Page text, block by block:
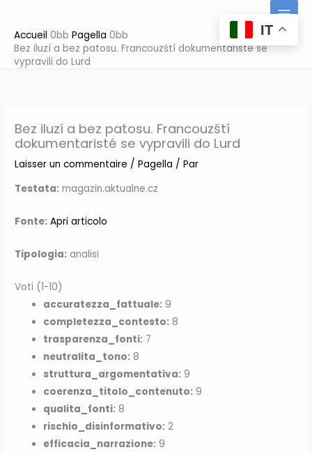
contenu
Accueil
Pagella
Bez iluzí a bez patosu. Francouzští dokumentaristé se
vypravili do Lurd
Bez iluzí a bez patosu. Francouzští
dokumentaristé se vypravili do Lurd
Laisser un commentaire /Pagella / Par
Testata: magazin.aktualne.cz
Fonte: Apri articolo
Tipologia: analisi
Voti (1-10)
accuratezza_fattuale: 9
completezza_contesto: 8
trasparenza_fonti: 7
neutralita_tono: 8
struttura_argomentativa: 9
coerenza_titolo_contenuto: 9
qualita_fonti: 8
rischio_disinformativo: 2
efficacia_narrazione: 9
IT